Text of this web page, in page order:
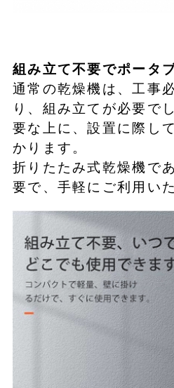
組み立て不要でポータ
通常の乾燥機は、工事
り、組み立てが必要で
要な上に、設置に際し
かります。
折りたたみ式乾燥機で
要で、手軽にご利用い